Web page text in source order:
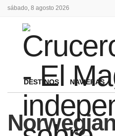
sábado, 8 agosto 2026
DESTINOS NAVIERAS